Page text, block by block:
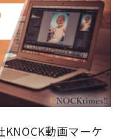
動画マーケ